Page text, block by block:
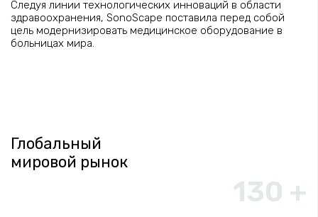
Следуя линии технологических инноваций в области
здравоохранения, SonoScape поставила перед собой
цель модернизировать медицинское оборудование в
больницах мира.
Глобальный
мировой рынок
130 +